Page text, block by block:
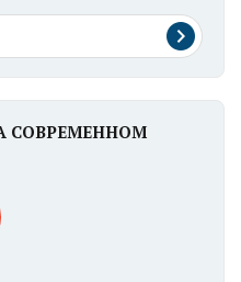
СОВРЕМЕННОМ